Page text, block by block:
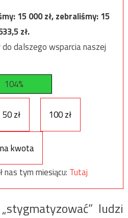
15 000zł, zebraliśmy:15
zł.
do dalszego wsparcia naszej
104%
50 zł 100 zł
kwota
nas tym miesiącu: Tutaj
ludzi